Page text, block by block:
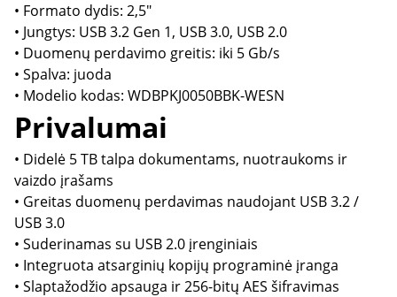
• Formato dydis: 2,5"
• Jungtys: USB 3.2 Gen 1, USB 3.0, USB 2.0
• Duomenų perdavimo greitis: iki 5 Gb/s
• Spalva: juoda
• Modelio kodas: WDBPKJ0050BBK-WESN
Privalumai
• Didelė 5 TB talpa dokumentams, nuotraukoms ir
vaizdo įrašams
• Greitas duomenų perdavimas naudojant USB 3.2 /
USB 3.0
• Suderinamas su USB 2.0 įrenginiais
• Integruota atsarginių kopijų programinė įranga
• Slaptažodžio apsauga ir 256-bitų AES šifravimas